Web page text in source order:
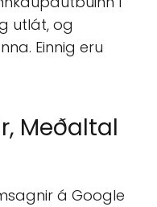
utlát, og
Einnig eru
Meðaltal
á Google